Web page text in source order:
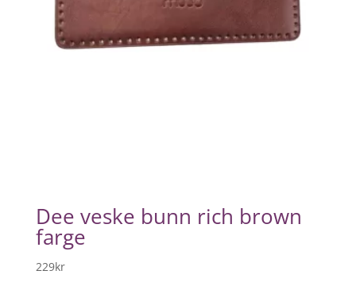
Dee veske bunn rich brown
farge
229kr